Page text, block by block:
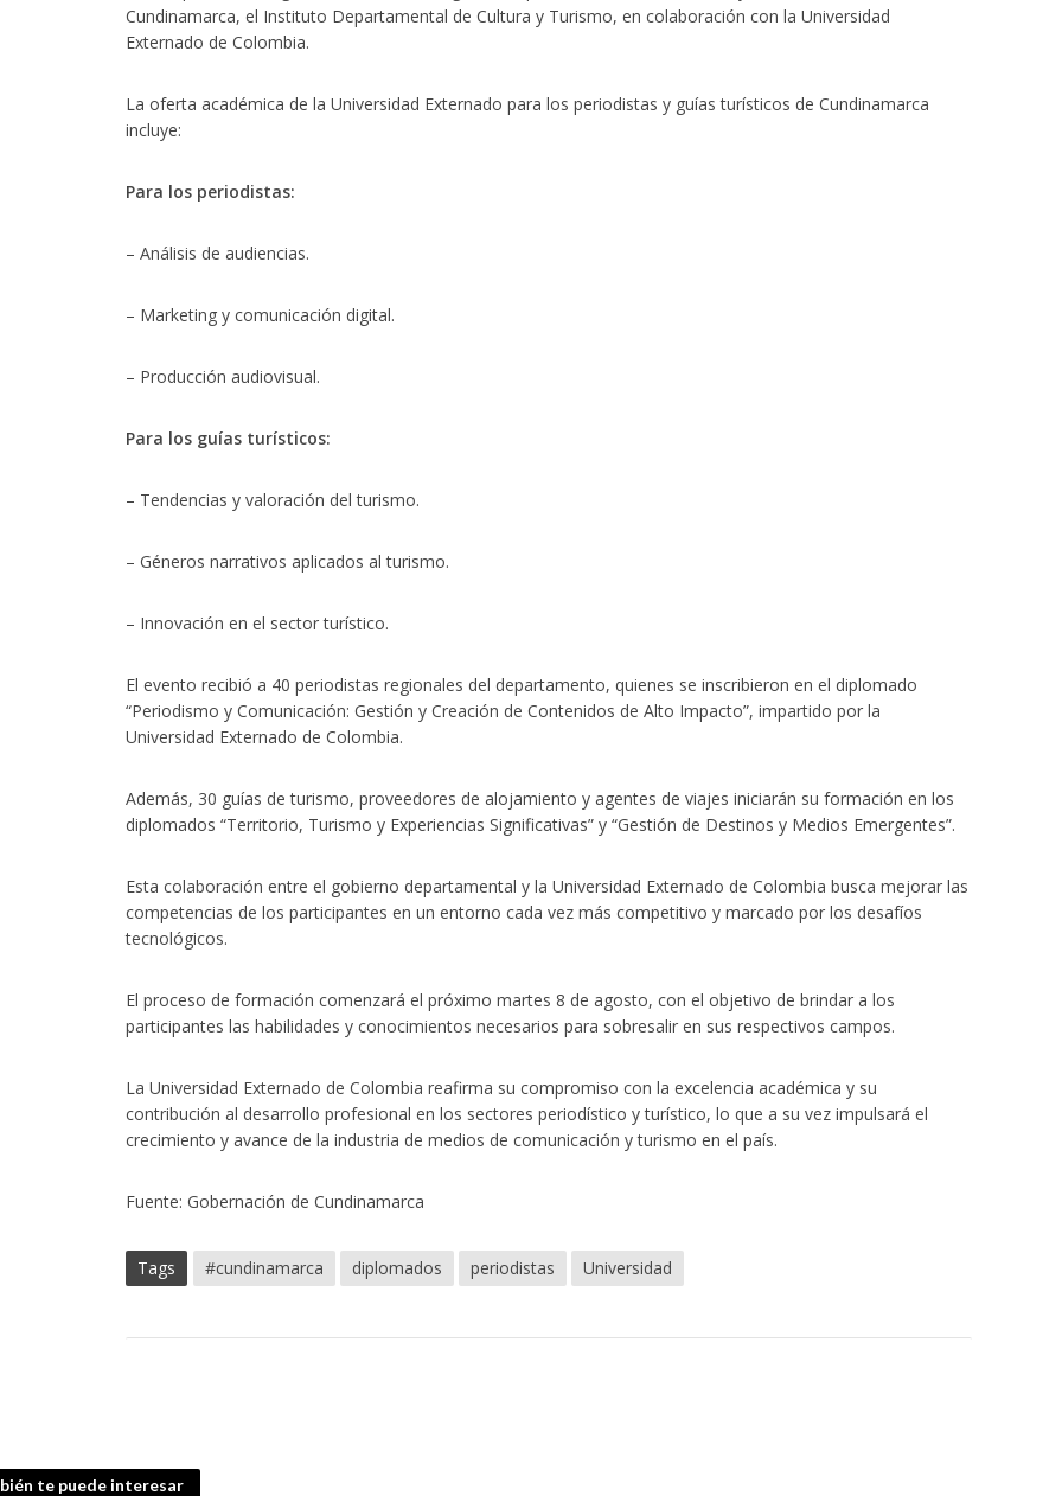
Cundinamarca, el Instituto Departamental de Cultura y Turismo, en colaboración con la Universidad
Externado de Colombia.
La oferta académica de la Universidad Externado para los periodistas y guías turísticos de Cundinamarca
incluye:
Para los periodistas:
– Análisis de audiencias.
– Marketing y comunicación digital.
– Producción audiovisual.
Para los guías turísticos:
– Tendencias y valoración del turismo.
– Géneros narrativos aplicados al turismo.
– Innovación en el sector turístico.
El evento recibió a 40 periodistas regionales del departamento, quienes se inscribieron en el diplomado
“Periodismo y Comunicación: Gestión y Creación de Contenidos de Alto Impacto”, impartido por la
Universidad Externado de Colombia.
Además, 30 guías de turismo, proveedores de alojamiento y agentes de viajes iniciarán su formación en los
diplomados “Territorio, Turismo y Experiencias Significativas” y “Gestión de Destinos y Medios Emergentes”.
Esta colaboración entre el gobierno departamental y la Universidad Externado de Colombia busca mejorar las
competencias de los participantes en un entorno cada vez más competitivo y marcado por los desafíos
tecnológicos.
El proceso de formación comenzará el próximo martes 8 de agosto, con el objetivo de brindar a los
participantes las habilidades y conocimientos necesarios para sobresalir en sus respectivos campos.
La Universidad Externado de Colombia reafirma su compromiso con la excelencia académica y su
contribución al desarrollo profesional en los sectores periodístico y turístico, lo que a su vez impulsará el
crecimiento y avance de la industria de medios de comunicación y turismo en el país.
Fuente: Gobernación de Cundinamarca
Tags #cundinamarca diplomados periodistas Universidad
te puede interesar